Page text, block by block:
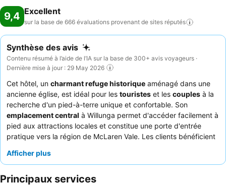
9,4 Excellent
sur la base de 666 évaluations provenant de sites réputés
Synthèse des avis
Contenu résumé à l’aide de l’IA sur la base de 300+ avis voyageurs ·
Dernière mise à jour : 29 May 2026
Cet hôtel, un charmant refuge historique aménagé dans une
ancienne église, est idéal pour les touristes et les couples à la
recherche d'un pied-à-terre unique et confortable. Son
emplacement central à Willunga permet d'accéder facilement à
pied aux attractions locales et constitue une porte d'entrée
pratique vers la région de McLaren Vale. Les clients bénéficient
capsulesdans les chambres et un
lesoffres de petit-déjeuner
Afficher plus
Principaux services